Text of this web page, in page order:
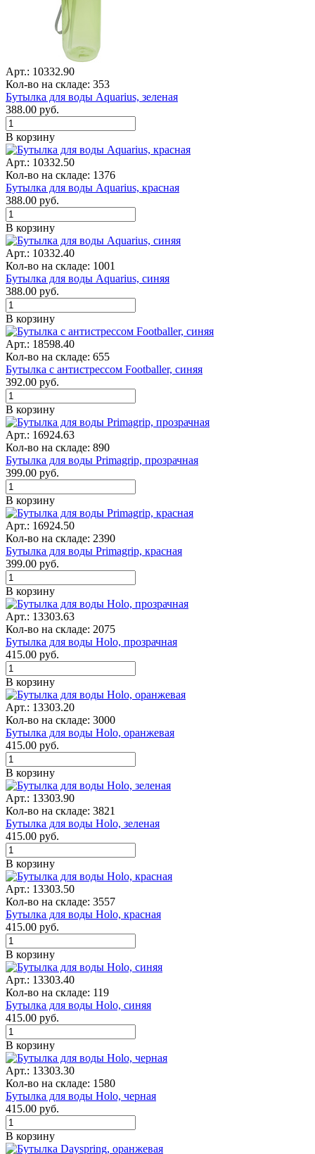
Арт.: 10332.90
Кол-во на складе: 353
Бутылка для воды Aquarius, зеленая
388.00 руб.
В корзину
Арт.: 10332.50
Кол-во на складе: 1376
Бутылка для воды Aquarius, красная
388.00 руб.
В корзину
Арт.: 10332.40
Кол-во на складе: 1001
Бутылка для воды Aquarius, синяя
388.00 руб.
В корзину
Арт.: 18598.40
Кол-во на складе: 655
Бутылка с антистрессом Footballer, синяя
392.00 руб.
В корзину
Арт.: 16924.63
Кол-во на складе: 890
Бутылка для воды Primagrip, прозрачная
399.00 руб.
В корзину
Арт.: 16924.50
Кол-во на складе: 2390
Бутылка для воды Primagrip, красная
399.00 руб.
В корзину
Арт.: 13303.63
Кол-во на складе: 2075
Бутылка для воды Holo, прозрачная
415.00 руб.
В корзину
Арт.: 13303.20
Кол-во на складе: 3000
Бутылка для воды Holo, оранжевая
415.00 руб.
В корзину
Арт.: 13303.90
Кол-во на складе: 3821
Бутылка для воды Holo, зеленая
415.00 руб.
В корзину
Арт.: 13303.50
Кол-во на складе: 3557
Бутылка для воды Holo, красная
415.00 руб.
В корзину
Арт.: 13303.40
Кол-во на складе: 119
Бутылка для воды Holo, синяя
415.00 руб.
В корзину
Арт.: 13303.30
Кол-во на складе: 1580
Бутылка для воды Holo, черная
415.00 руб.
В корзину